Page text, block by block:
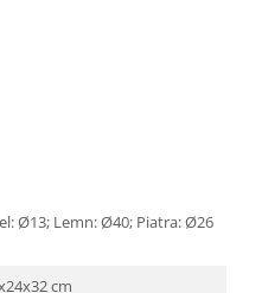
Ø13; Lemn: Ø40; Piatra: Ø26
cm